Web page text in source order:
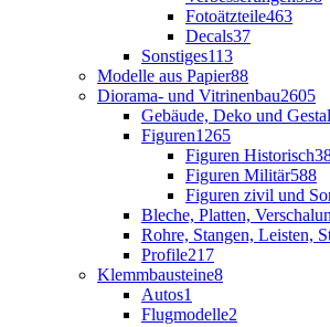
Fotoätzteile463
Decals37
Sonstiges113
Modelle aus Papier88
Diorama- und Vitrinenbau2605
Gebäude, Deko und
Figuren1265
Figuren Historisch
Figuren Militär588
Figuren zivil und
Bleche, Platten,
Rohre, Stangen, Leisten,
Profile217
Klemmbausteine8
Autos1
Flugmodelle2